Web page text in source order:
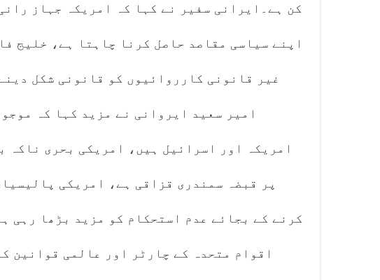
کن ہے۔ایرانی سفیر نے کہا کہ امریکہ جہاز
اپنے سیاسی مقاصد حاصل کرنا چاہتا ہے، خلیج
غیر قانونی کارروائیوں کو قانونی شکل
امیر سعید ایروانی نے مزید کہا کہ
امریکہ اور اسرائیل ہیں، امریکی بحری ناکہ
پر قبضہ سمندری قزاقی ہے، امریکی
کرنے کے بجائے عدم استحکام کو مزید بڑھا رہی
اقوام متحدہ کے چارٹر اور عالمی قوانین